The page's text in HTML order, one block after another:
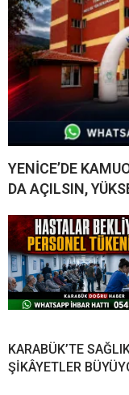
YENİCE’DE
DA AÇILSIN,
KARABÜK’TE
ŞİKÂYETLER